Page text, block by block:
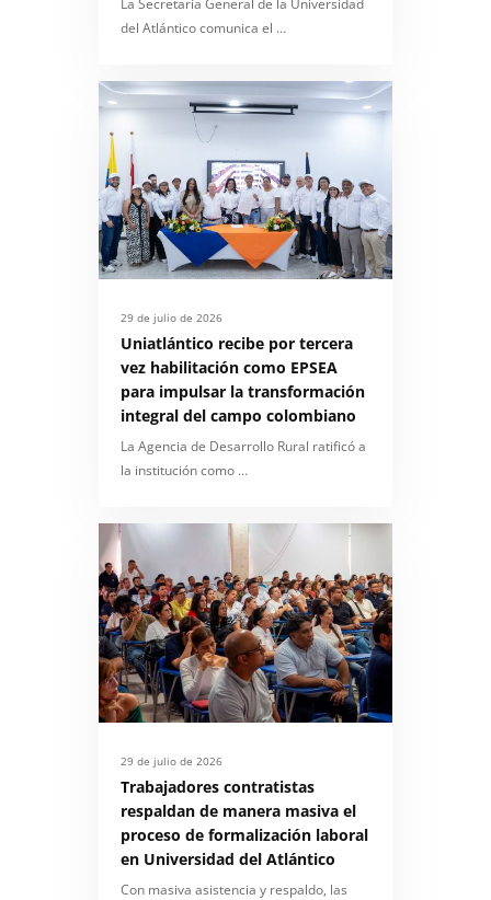
del Atlántico comunica el …
29 de julio de 2026
Uniatlántico recibe por tercera
vez habilitación como EPSEA
para impulsar la transformación
integral del campo colombiano
La Agencia de Desarrollo Rural ratificó a
la institución como …
29 de julio de 2026
Trabajadores contratistas
respaldan de manera masiva el
proceso de formalización laboral
en Universidad del Atlántico
Con masiva asistencia y respaldo, las